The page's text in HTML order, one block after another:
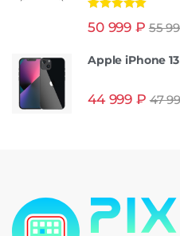
из 5
50 999 ₽ 55
Apple iPhone
44 999 ₽ 47